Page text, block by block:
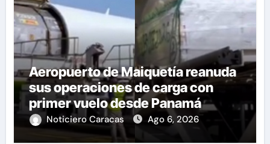
Aeropuerto de Maiquetía reanuda
sus operaciones de carga con
primer vuelo desde Panamá
Noticiero Caracas Ago 6, 2026